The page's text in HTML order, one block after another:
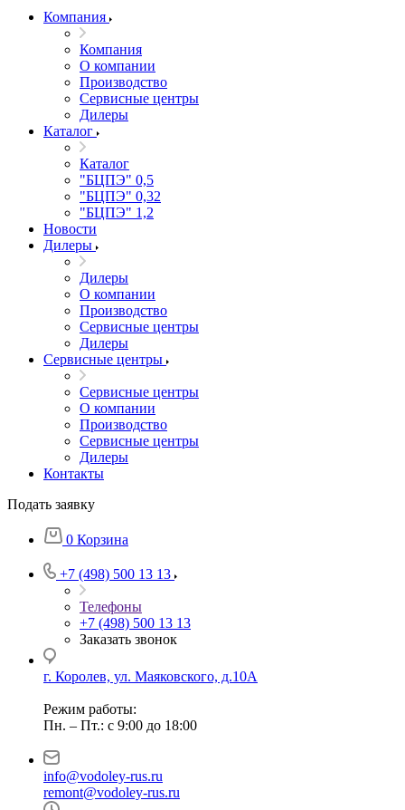
Компания
Компания
О компании
Производство
Сервисные центры
Дилеры
Каталог
Каталог
"БЦПЭ" 0,5
"БЦПЭ" 0,32
"БЦПЭ" 1,2
Новости
Дилеры
Дилеры
О компании
Производство
Сервисные центры
Дилеры
Сервисные центры
Сервисные центры
О компании
Производство
Сервисные центры
Дилеры
Контакты
Подать заявку
0 Корзина
+7 (498) 500 13 13
Телефоны
+7 (498) 500 13 13
Заказать звонок
г. Королев, ул. Маяковского, д.10А
Режим работы:
Пн. – Пт.: с 9:00 до 18:00
info@vodoley-rus.ru
remont@vodoley-rus.ru